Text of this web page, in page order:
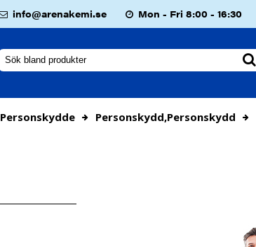
info@arenakemi.se Mon - Fri 8:00 - 16:30
Personskydde Personskydd,personskydd